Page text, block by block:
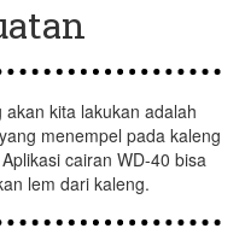
kita lakukan adalah
menempel pada kaleng
cairan WD-40 bisa
lem dari kaleng.